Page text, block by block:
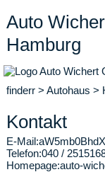
Auto
Hamburg
finderr > Autohaus >
Kontakt
E-Mail:
Telefon:040 /
Homepage:auto-